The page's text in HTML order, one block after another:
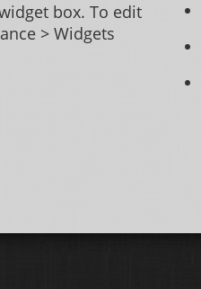
box. To edit
> Widgets